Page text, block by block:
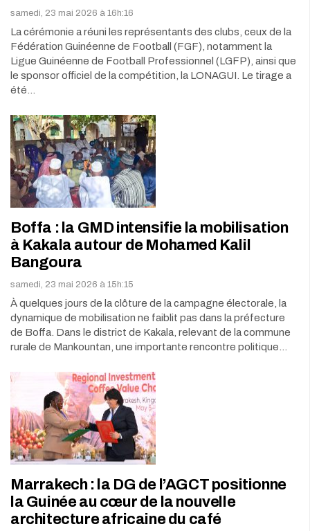
samedi, 23 mai 2026 à 16h:16
La cérémonie a réuni les représentants des clubs, ceux de la
Fédération Guinéenne de Football (FGF), notamment la
Ligue Guinéenne de Football Professionnel (LGFP), ainsi que
le sponsor officiel de la compétition, la LONAGUI. Le tirage a
été…
Boffa : la GMD intensifie la mobilisation
à Kakala autour de Mohamed Kalil
Bangoura
samedi, 23 mai 2026 à 15h:15
À quelques jours de la clôture de la campagne électorale, la
dynamique de mobilisation ne faiblit pas dans la préfecture
de Boffa. Dans le district de Kakala, relevant de la commune
rurale de Mankountan, une importante rencontre politique…
Marrakech : la DG de l’AGCT positionne
la Guinée au cœur de la nouvelle
architecture africaine du café